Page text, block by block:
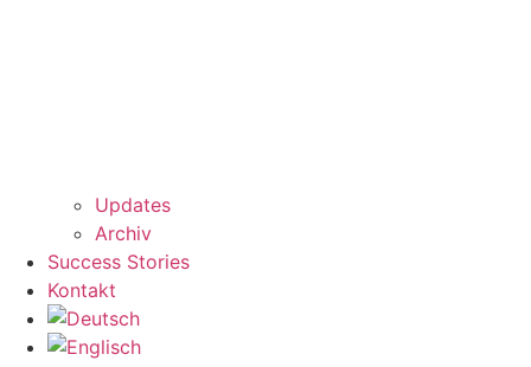
Updates
Archiv
Success Stories
Kontakt